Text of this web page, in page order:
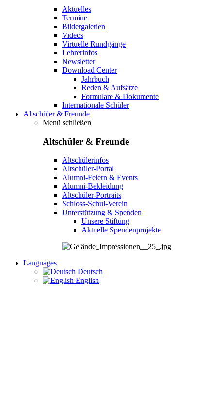
Aktuelles
Termine
Bildergalerien
Videos
Virtuelle Rundgänge
Lehrerinfos
Newsletter
Download Center
Jahrbuch
Reden & Aufsätze
Formulare & Dokumente
Internationale Schüler
Altschüler & Freunde
Menü schließen
Altschüler & Freunde
Altschülerinfos
Altschüler-Portal
Alumni-Feiern & Events
Alumni-Bekleidung
Altschüler-Portraits
Schloss-Schul-Verein
Unterstützung & Spenden
Unsere Stiftung
Aktuelle Spendenprojekte
Languages
Deutsch
English